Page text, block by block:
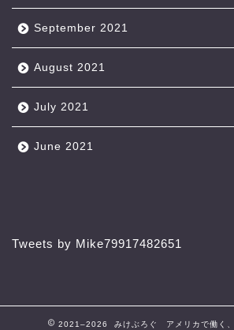
September 2021
August 2021
July 2021
June 2021
Tweets by Mike79917482651
2021–2026 みけぶろぐ アメリカで働く、